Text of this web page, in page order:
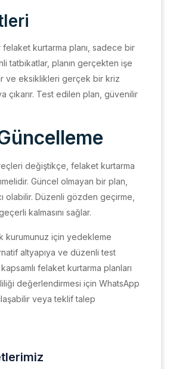
felaket kurtarma planı, sadece bir
tatbikatlar, planın gerçekten işe
ve eksiklikleri gerçek bir kriz
çıkarır. Test edilen plan, güvenilir
değiştikçe, felaket kurtarma
Güncel olmayan bir plan,
olabilir. Düzenli gözden geçirme,
kalmasını sağlar.
kurumunuz için yedekleme
altyapıya ve düzenli test
felaket kurtarma planları
değerlendirmesi için WhatsApp
veya teklif talep